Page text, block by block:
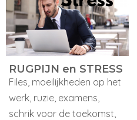
RUGPIJN en STRESS
Files, moeilijkheden op het
werk, ruzie, examens,
schrik voor de toekomst,